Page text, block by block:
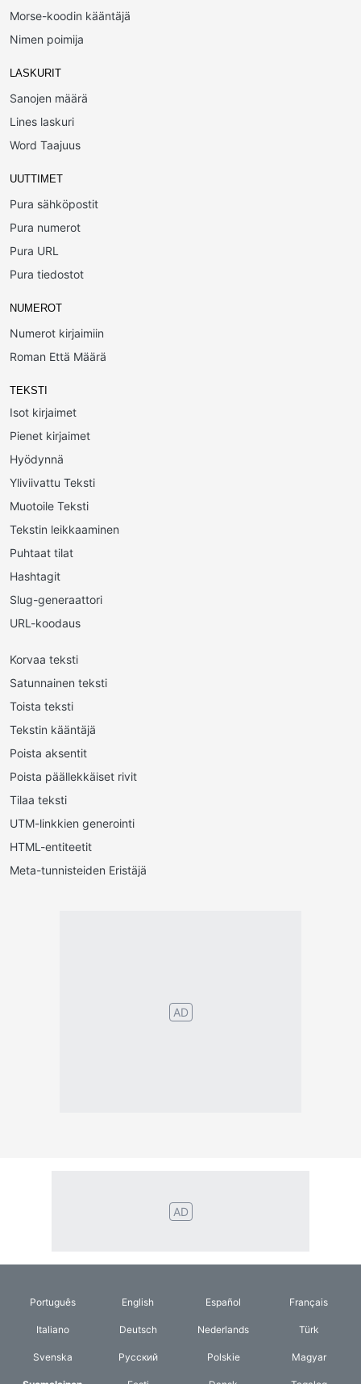
Morse-koodin kääntäjä
Nimen poimija
LASKURIT
Sanojen määrä
Lines laskuri
Word Taajuus
UUTTIMET
Pura sähköpostit
Pura numerot
Pura URL
Pura tiedostot
NUMEROT
Numerot kirjaimiin
Roman Että Määrä
TEKSTI
Isot kirjaimet
Pienet kirjaimet
Hyödynnä
Yliviivattu Teksti
Muotoile Teksti
Tekstin leikkaaminen
Puhtaat tilat
Hashtagit
Slug-generaattori
URL-koodaus
Korvaa teksti
Satunnainen teksti
Toista teksti
Tekstin kääntäjä
Poista aksentit
Poista päällekkäiset rivit
Tilaa teksti
UTM-linkkien generointi
HTML-entiteetit
Meta-tunnisteiden Eristäjä